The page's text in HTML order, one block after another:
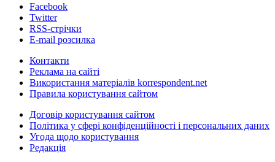
Facebook
Twitter
RSS-стрічки
E-mail розсилка
Контакти
Реклама на сайті
Використання матеріалів korrespondent.net
Правила користування сайтом
Договір користування сайтом
Політика у сфері конфіденційності і персональних даних
Угода щодо користування
Редакція